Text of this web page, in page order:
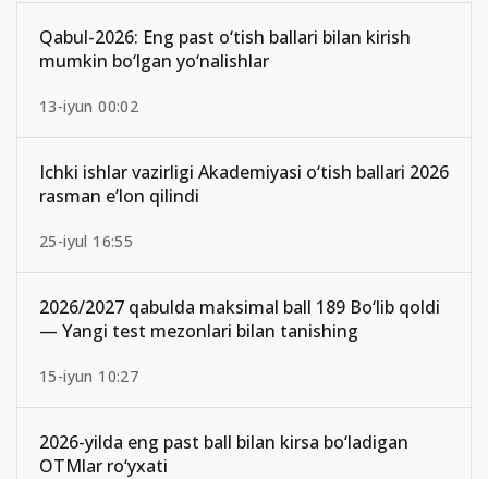
Qabul-2026: Eng past o‘tish ballari bilan kirish
mumkin bo‘lgan yo‘nalishlar
13-iyun 00:02
Ichki ishlar vazirligi Akademiyasi o‘tish ballari 2026
rasman e’lon qilindi
25-iyul 16:55
2026/2027 qabulda maksimal ball 189 Bo‘lib qoldi
— Yangi test mezonlari bilan tanishing
15-iyun 10:27
2026-yilda eng past ball bilan kirsa bo‘ladigan
OTMlar ro‘yxati